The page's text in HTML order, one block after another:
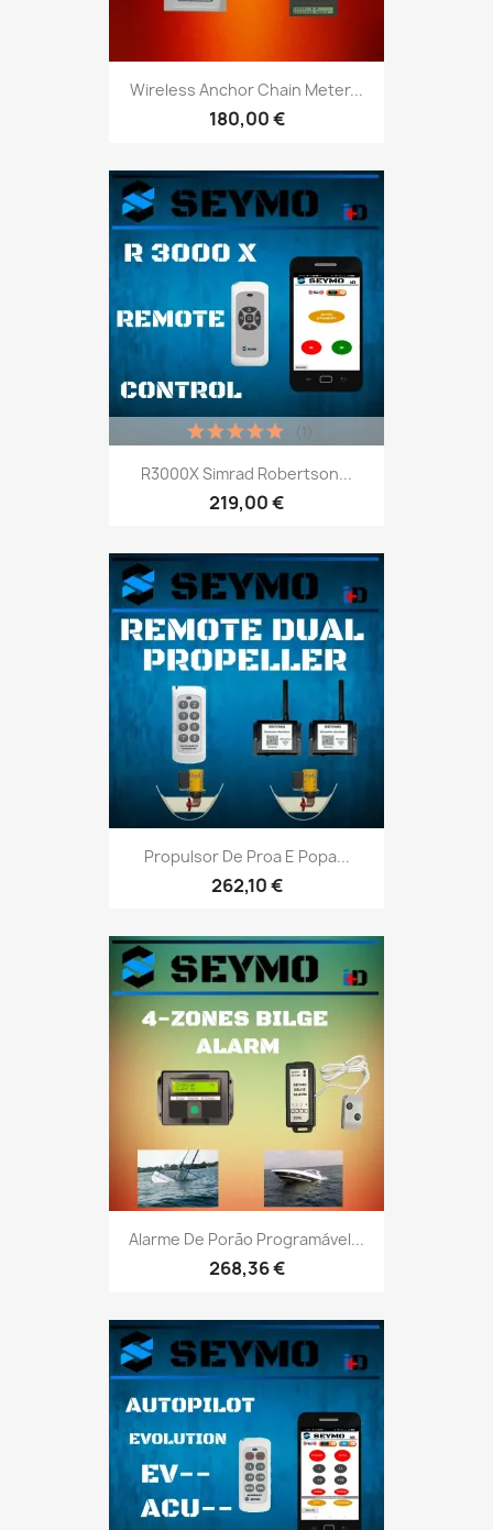
Wireless Anchor Chain Meter...
180,00 €
R3000X Simrad Robertson...
219,00 €
(1)
Propulsor De Proa E Popa...
262,10 €
Alarme De Porão Programável...
268,36 €